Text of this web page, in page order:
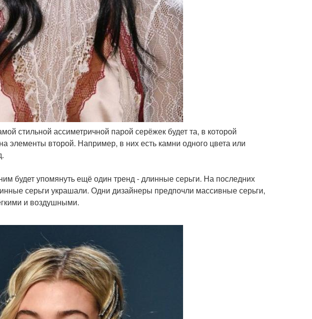
стильной ассиметричной парой серёжек будет та, в которой
элементы второй. Например, в них есть камни одного цвета или
будет упомянуть ещё один тренд - длинные серьги. На последних
серьги украшали. Одни дизайнеры предпочли массивные серьги,
и воздушными.